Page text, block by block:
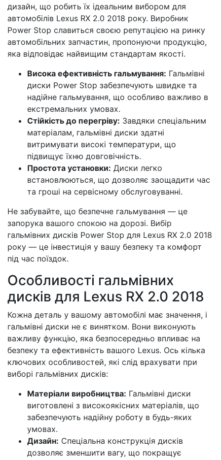
дизайн, що робить їх ідеальним вибором для
автомобілів Lexus RX 2.0 2018 року. Виробник
Power Stop славиться своєю репутацією на ринку
автомобільних запчастин, пропонуючи продукцію,
яка відповідає найвищим стандартам якості.
Висока ефективність гальмування: Гальмівні
диски Power Stop забезпечують швидке та
надійне гальмування, що особливо важливо в
екстремальних умовах.
Стійкість до перегріву: Завдяки спеціальним
матеріалам, гальмівні диски здатні
витримувати високі температури, що
підвищує їхню довговічність.
Простота установки: Диски легко
встановлюються, що дозволяє заощадити час
та гроші на сервісному обслуговуванні.
Не забувайте, що безпечне гальмування — це
запорука вашого спокою на дорозі. Вибір
гальмівних дисків Power Stop для Lexus RX 2.0 2018
року — це інвестиція у вашу безпеку та комфорт
під час поїздок.
Особливості гальмівних
дисків для Lexus RX 2.0 2018
Кожна деталь у вашому автомобілі має значення, і
гальмівні диски не є винятком. Вони виконують
важливу функцію, яка безпосередньо впливає на
безпеку та ефективність вашого Lexus. Ось кілька
ключових особливостей, які слід врахувати при
виборі гальмівних дисків:
Матеріали виробництва: Гальмівні диски
виготовлені з високоякісних матеріалів, що
забезпечують надійну роботу в будь-яких
умовах.
Дизайн: Спеціальна конструкція дисків
дозволяє зменшити вагу, що покращує